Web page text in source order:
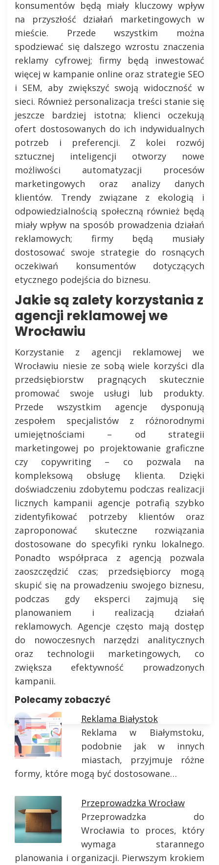
konsumentów będą miały kluczowy wpływ
na przyszłość działań marketingowych w
mieście. Przede wszystkim można
spodziewać się dalszego wzrostu znaczenia
reklamy cyfrowej; firmy będą inwestować
więcej w kampanie online oraz strategie SEO
i SEM, aby zwiększyć swoją widoczność w
sieci. Również personalizacja treści stanie się
jeszcze bardziej istotna; klienci oczekują
ofert dostosowanych do ich indywidualnych
potrzeb i preferencji. Z kolei rozwój
sztucznej inteligencji otworzy nowe
możliwości automatyzacji procesów
marketingowych oraz analizy danych
klientów. Trendy związane z ekologią i
odpowiedzialnością społeczną również będą
miały wpływ na sposób prowadzenia działań
reklamowych; firmy będą musiały
dostosować swoje strategie do rosnących
oczekiwań konsumentów dotyczących
etycznego podejścia do biznesu.
Jakie są zalety korzystania z
agencji reklamowej we
Wrocławiu
Korzystanie z agencji reklamowej we
Wrocławiu niesie ze sobą wiele korzyści dla
przedsiębiorstw pragnących skutecznie
promować swoje usługi lub produkty.
Przede wszystkim agencje dysponują
zespołem specjalistów z różnorodnymi
umiejętnościami – od strategii
marketingowej po projektowanie graficzne
czy copywriting – co pozwala na
kompleksową obsługę klienta. Dzięki
doświadczeniu zdobytemu podczas realizacji
licznych kampanii agencje potrafią szybko
zidentyfikować potrzeby klientów oraz
zaproponować skuteczne rozwiązania
dostosowane do specyfiki rynku lokalnego.
Ponadto współpraca z agencją pozwala
zaoszczędzić czas; przedsiębiorcy mogą
skupić się na prowadzeniu swojego biznesu,
podczas gdy eksperci zajmują się
planowaniem i realizacją działań
reklamowych. Agencje często mają dostęp
do nowoczesnych narzędzi analitycznych
oraz technologii marketingowych, co
zwiększa efektywność prowadzonych
kampanii.
Polecamy zobaczyć
Reklama Białystok
Reklama w Białymstoku,
podobnie jak w innych
miastach, przyjmuje różne
formy, które mogą być dostosowane…
Przeprowadzka Wrocław
Przeprowadzka do
Wrocławia to proces, który
wymaga starannego
planowania i organizacji. Pierwszym krokiem